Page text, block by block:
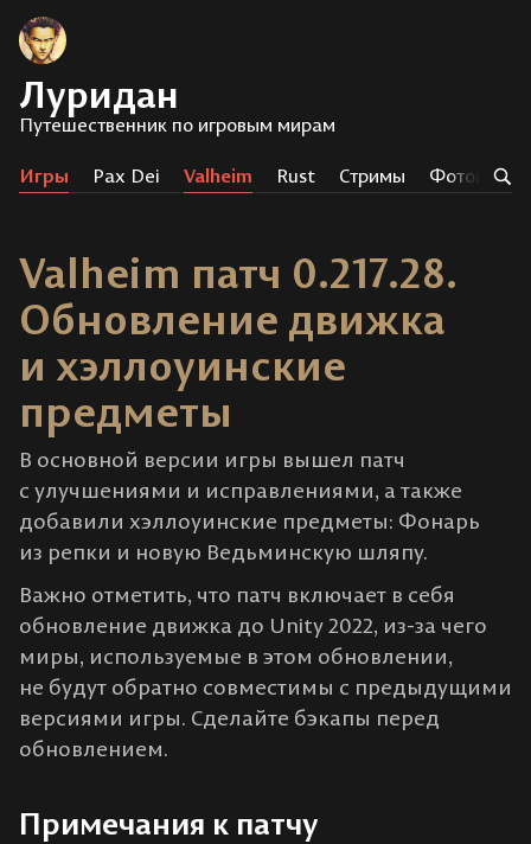
Луридан
Путешественник по игровым мирам
Игры Pax Dei Valheim Rust Стримы
Valheim патч 0.217.28.
Обновление движка
и хэллоуинские
предметы
В основной версии игры вышел патч
с улучшениями и исправлениями, а также
добавили хэллоуинские предметы: Фонарь
из репки и новую Ведьминскую шляпу.
Важно отметить, что патч включает в себя
обновление движка до Unity 2022, из-за чего
миры, используемые в этом обновлении,
не будут обратно совместимы с предыдущими
версиями игры. Сделайте бэкапы перед
обновлением.
Примечания к патчу